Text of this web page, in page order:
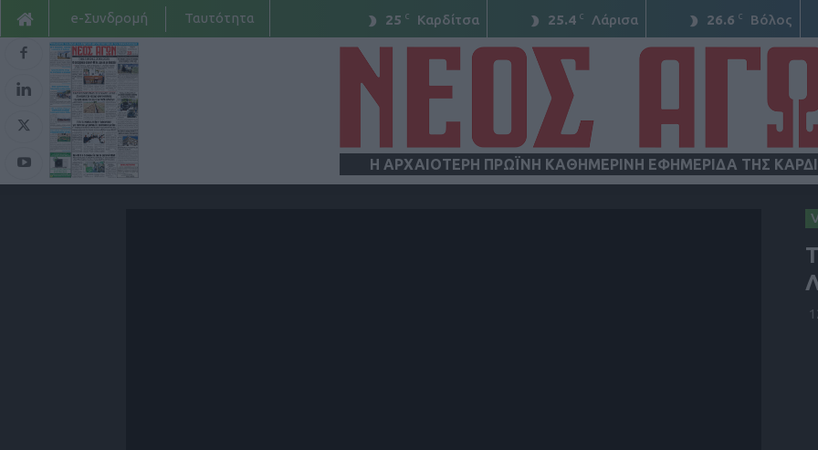
25 C Καρδίτσα 25.4 C Λάρισα 26.6 C Βόλος
e-Συνδρομή Ταυτότητα
Η ΑΡΧΑΙΟΤΕΡΗ ΠΡΩΪΝΗ ΚΑΘΗΜΕΡΙΝΗ ΕΦΗΜΕΡΙΔΑ ΤΗΣ